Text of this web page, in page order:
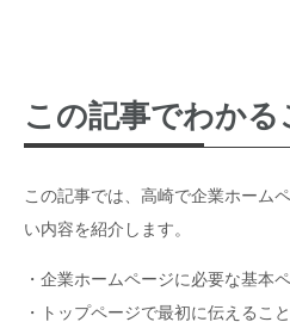
この記事でわかる
この記事では、高崎で企業ホーム
い内容を紹介します。
・企業ホームページに必要な基本
・トップページで最初に伝えること